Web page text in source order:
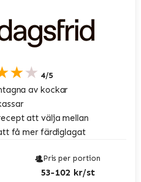
4/5
av kockar
att välja mellan
få mer färdiglagat
Pris per portion
53-102 kr/st